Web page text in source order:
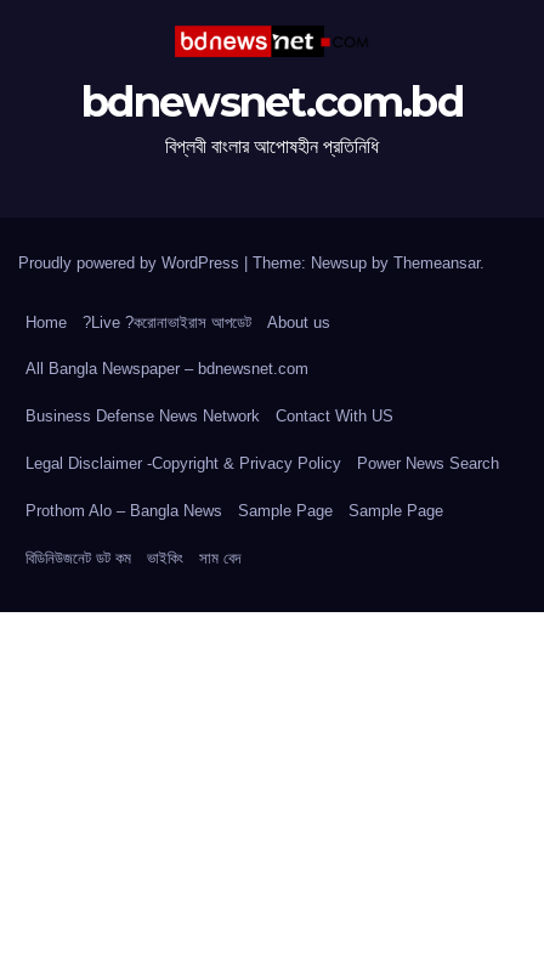
bdnewsnet.com.bd
বিপ্লবী বাংলার আপোষহীন প্রতিনিধি
Proudly powered by WordPress Theme: Newsup by Themeansar.
Home ?Live ?করোনাভাইরাস আপডেট About us
All Bangla Newspaper – bdnewsnet.com
Business Defense News Network Contact With US
Legal Disclaimer -Copyright & Privacy Policy Power News Search
Prothom Alo – Bangla News Sample Page Sample Page
বিডিনিউজনেট ডট কম ভাইকিং সাম বেদ